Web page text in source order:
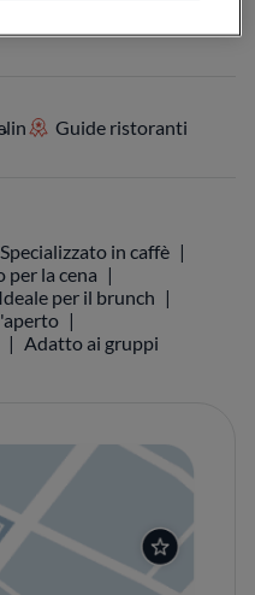
Guide ristoranti
Specializzato in caffè
per la cena
Ideale per il brunch
Adatto ai gruppi